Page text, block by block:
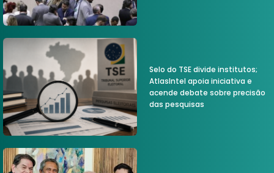
Selo do TSE divide institutos;
AtlasIntel apoia iniciativa e
acende debate sobre precisão
das pesquisas